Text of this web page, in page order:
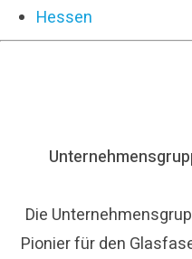
Hessen
Die
Pionier für den